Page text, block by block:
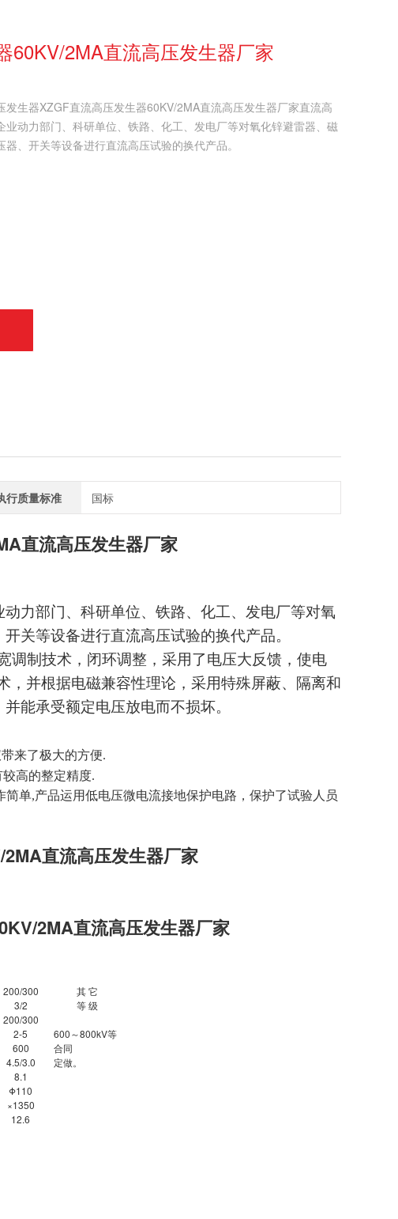
60KV/2MA直流高压发生器厂家
生器XZGF直流高压发生器60KV/2MA直流高压发生器厂家直流高
业动力部门、科研单位、铁路、化工、发电厂等对氧化锌避雷器、磁
、开关等设备进行直流高压试验的换代产品。
行质量标准 国标
直流高压发生器厂家
力部门、科研单位、铁路、化工、发电厂等对氧
关等设备进行直流高压试验的换代产品。
调制技术，闭环调整，采用了电压大反馈，使电
并根据电磁兼容性理论，采用特殊屏蔽、隔离和
能承受额定电压放电而不损坏。
来了极大的方便.
高的整定精度.
单,产品运用低电压微电流接地保护电路，保护了试验人员
直流高压发生器厂家
2MA直流高压发生器厂家
200/300
3/2
其 它
等 级
200/300
600～800kV等
合同
定做。
2-5
600
4.5/3.0
8.1
Φ110
×1350
12.6